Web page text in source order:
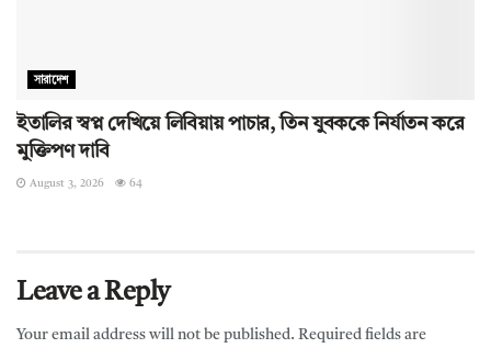
সারাদেশ
ইতালির স্বপ্ন দেখিয়ে লিবিয়ায় পাচার, তিন যুবককে নির্যাতন করে
মুক্তিপণ দাবি
August 3, 2026 64
Leave a Reply
Your email address will not be published. Required fields are